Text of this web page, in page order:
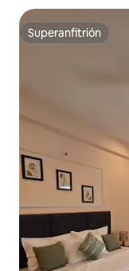
Superanfitrión
Superanfitrión